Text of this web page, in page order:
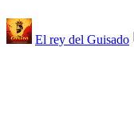
El rey del Guisado